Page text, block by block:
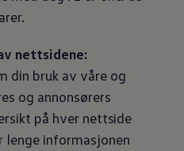
nettsidene:
din bruk av våre og
og annonsørers
på hver nettside
lenge informasjonen